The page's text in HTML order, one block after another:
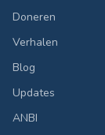
Doneren
Verhalen
Blog
Updates
ANBI